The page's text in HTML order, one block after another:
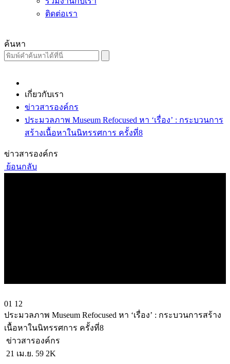
ติดต่อเรา
ค้นหา
เกี่ยวกับเรา
ข่าวสารองค์กร
ประมวลภาพ Museum Refocused หา ‘เรื่อง’ : กระบวนการ
สร้างเนื้อหาในนิทรรศการ ครั้งที่8
ข่าวสารองค์กร
ย้อนกลับ
01 12
ประมวลภาพ Museum Refocused หา ‘เรื่อง’ : กระบวนการสร้าง
เนื้อหาในนิทรรศการ ครั้งที่8
ข่าวสารองค์กร
21 เม.ย. 59 2K